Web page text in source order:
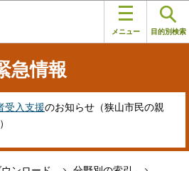
メニュー 目的別検索
急情報
受入支援のお知らせ（狭山市民の親